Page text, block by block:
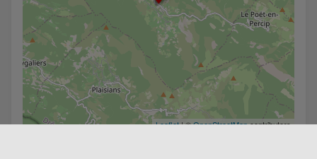
Leaflet| ©OpenStreetMapcontributors